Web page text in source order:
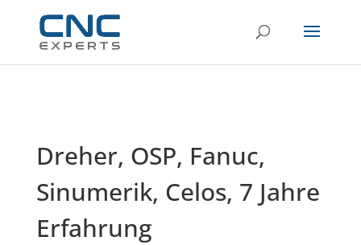
Dreher, OSP, Fanuc,
Sinumerik, Celos, 7 Jahre
Erfahrung